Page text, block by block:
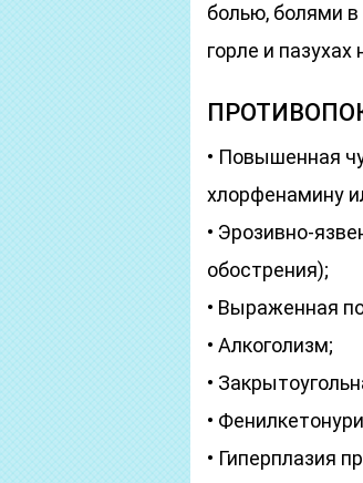
болью, болями
горле и пазухах
• Повышенная
хлорфенамину
• Эрозивно-
обострения);
• Выраженная
• Алкоголизм;
•
•
• Гиперплазия